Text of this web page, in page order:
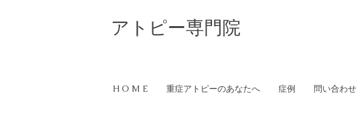
​アトピー専門院
H O M E 重症アトピーのあなたへ 症例 問い合わせ